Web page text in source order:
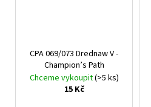
CPA 069/073 Drednaw V -
Champion’s Path
Chceme vykoupit(>5 ks)
15 Kč